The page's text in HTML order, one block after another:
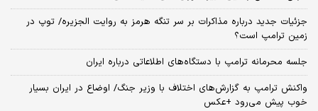
جزئیات جدید درباره مذاکرات بر سر تنگه هرمز به روایت الجزیره/ توپ در
زمین ترامپ است؟
جلسه محرمانه ترامپ با دستگاه‌های اطلاعاتی درباره ایران
واکنش ترامپ به گزارش‌های اختلاف با وزیر جنگ/ اوضاع در ایران بسیار
خوب پیش می‌رود +عکس